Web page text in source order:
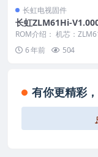
长虹电视固件
长虹ZLM61Hi-
USB整机软件刷机固
ROM介绍： 机芯：
版本：V1.00078 适用机
机...6 年前 504
有你更精彩